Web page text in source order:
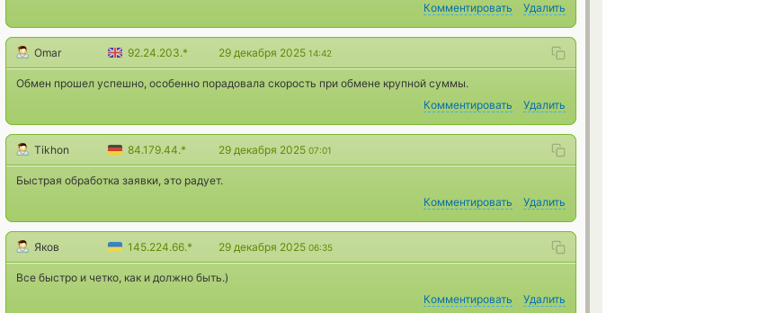
Комментировать
Удалить
Omar 92.24.203.* 29 декабря 2025 14:42
Обмен прошел успешно, особенно порадовала скорость при обмене крупной суммы.
Комментировать
Удалить
Tikhon 84.179.44.* 29 декабря 2025 07:01
Быстрая обработка заявки, это радует.
Комментировать
Удалить
Яков 145.224.66.* 29 декабря 2025 06:35
Все быстро и четко, как и должно быть.)
Комментировать
Удалить